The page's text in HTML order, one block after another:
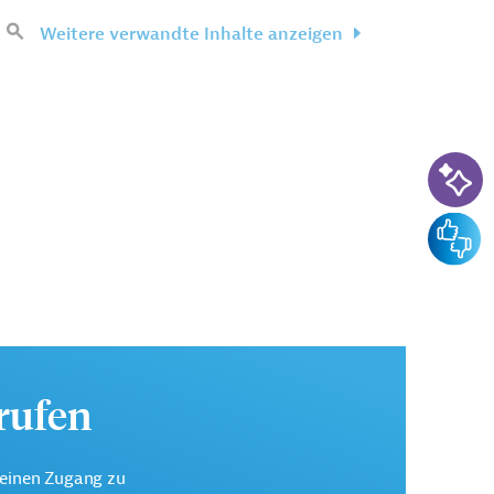
Weitere verwandte Inhalte anzeigen
Zugang zu
KI-